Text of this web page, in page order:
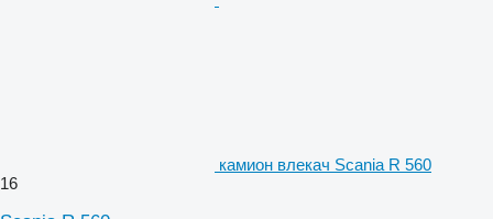
камион влекач Scania R 560
16